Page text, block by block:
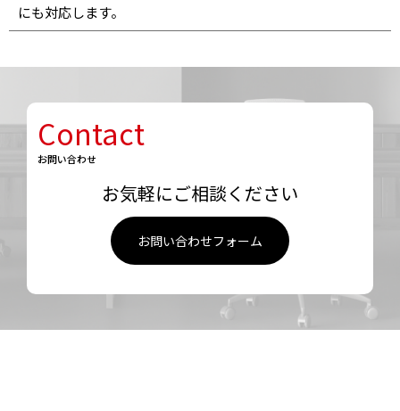
にも対応します。
Contact
お問い合わせ
お気軽にご相談ください
お問い合わせフォーム